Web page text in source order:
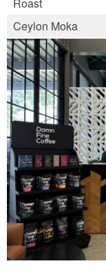
Ceylon Moka